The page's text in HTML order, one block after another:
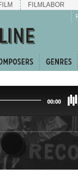
FILMLABOR
00:00